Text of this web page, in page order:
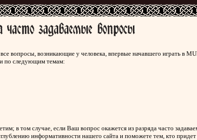
вопросы, возникающие у человека, впервые начавшего играть в
по следующим темам:
в том случае, если Ваш вопрос окажется из разряда часто
информативности нашего сайта и поможете тем, кто придет